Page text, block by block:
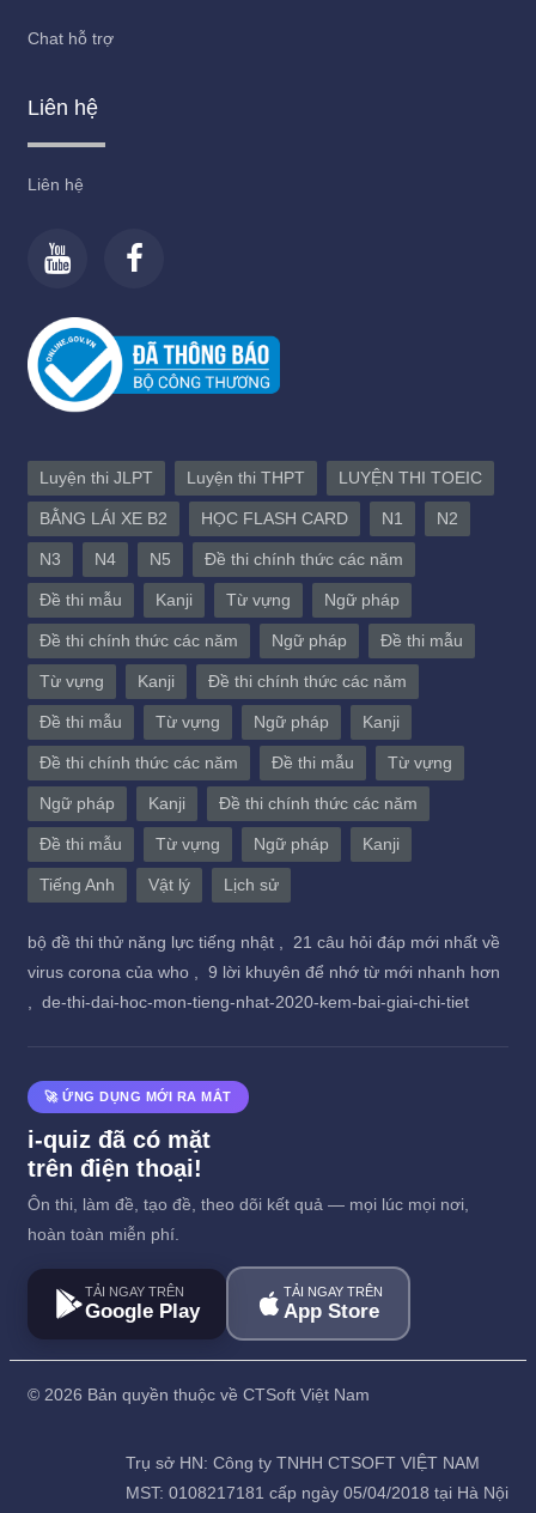
Chat hỗ trợ
Liên hệ
Liên hệ
Luyện thi JLPT Luyện thi THPT LUYỆN THI TOEIC
BẰNG LÁI XE B2 HỌC FLASH CARD N1 N2
N3 N4 N5 Đề thi chính thức các năm
Đề thi mẫu Kanji Từ vựng Ngữ pháp
Đề thi chính thức các năm Ngữ pháp Đề thi mẫu
Từ vựng Kanji Đề thi chính thức các năm
Đề thi mẫu Từ vựng Ngữ pháp Kanji
Đề thi chính thức các năm Đề thi mẫu Từ vựng
Ngữ pháp Kanji Đề thi chính thức các năm
Đề thi mẫu Từ vựng Ngữ pháp Kanji
Tiếng Anh Vật lý Lịch sử
bộ đề thi thử năng lực tiếng nhật ,
21 câu hỏi đáp mới nhất về
virus corona của who ,
9 lời khuyên để nhớ từ mới nhanh hơn
de-thi-dai-hoc-mon-tieng-nhat-2020-kem-bai-giai-chi-tiet
🚀 ỨNG DỤNG MỚI RA MẮT
i-quiz đã có mặt
trên điện thoại!
Ôn thi, làm đề, tạo đề, theo dõi kết quả — mọi lúc mọi nơi,
hoàn toàn miễn phí.
TẢI NGAY TRÊN
Google Play
TẢI NGAY TRÊN
App Store
© 2026 Bản quyền thuộc về CTSoft Việt Nam
Trụ sở HN: Công ty TNHH CTSOFT VIỆT NAM
MST: 0108217181 cấp ngày 05/04/2018 tại Hà Nội